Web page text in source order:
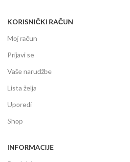
KORISNIČKI RAČUN
Moj račun
Prijavi se
Vaše narudžbe
Lista želja
Uporedi
Shop
INFORMACIJE